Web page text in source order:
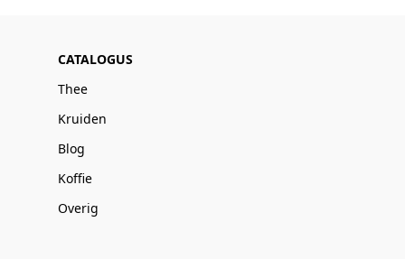
CATALOGUS
Thee
Kruiden
Blog
Koffie
Overig